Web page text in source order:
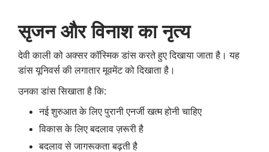
सृजन और विनाश का नृत्य
देवी काली को अक्सर कॉस्मिक डांस करते हुए दिखाया जाता है। यह
डांस यूनिवर्स की लगातार मूवमेंट को दिखाता है।
उनका डांस सिखाता है कि:
नई शुरुआत के लिए पुरानी एनर्जी खत्म होनी चाहिए
विकास के लिए बदलाव ज़रूरी है
बदलाव से जागरूकता बढ़ती है